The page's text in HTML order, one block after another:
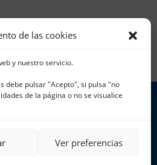
de las cookies
y nuestro servicio.
debe pulsar "Acepto", si pulsa "no
de la página o no se visualice
Ver preferencias